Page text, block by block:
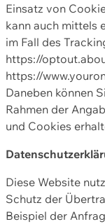
Einsatz von
kann auch mittels
im Fall des
https://
https://
Daneben können
Rahmen der
und Cookies
Diese Website
Schutz der
Beispiel der